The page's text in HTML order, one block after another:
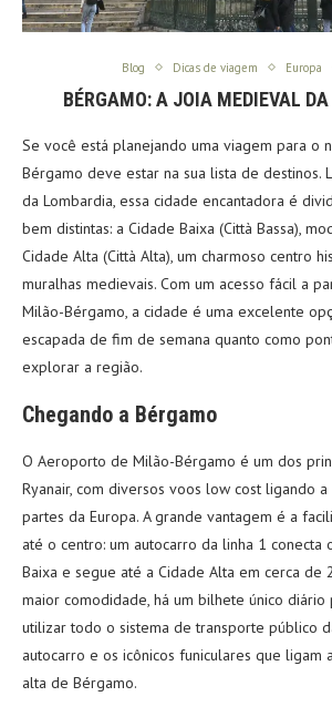
Blog Dicas de viagem Europa
BÉRGAMO: A JOIA MEDIEVAL
Se você está planejando uma viagem para o
Bérgamo deve estar na sua lista de destinos.
da Lombardia, essa cidade encantadora é
bem distintas: a Cidade Baixa (Città Bassa),
Cidade Alta (Città Alta), um charmoso centro
muralhas medievais. Com um acesso fácil a
Milão-Bérgamo, a cidade é uma excelente
escapada de fim de semana quanto como
explorar a região.
Chegando a Bérgamo
O Aeroporto de Milão-Bérgamo é um dos
Ryanair, com diversos voos low cost ligando
partes da Europa. A grande vantagem é a
até o centro: um autocarro da linha 1 conecta
Baixa e segue até a Cidade Alta em cerca de
maior comodidade, há um bilhete único
utilizar todo o sistema de transporte público
autocarro e os icônicos funiculares que ligam
alta de Bérgamo.